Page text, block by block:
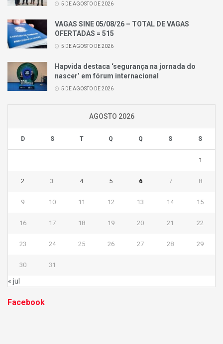
5 DE AGOSTO DE 2026
VAGAS SINE 05/08/26 – TOTAL DE VAGAS
OFERTADAS = 515
5 DE AGOSTO DE 2026
Hapvida destaca ‘segurança na jornada do
nascer’ em fórum internacional
5 DE AGOSTO DE 2026
AGOSTO 2026
D S T Q Q S S
1
2 3 4 5 6 7 8
9 10 11 12 13 14 15
16 17 18 19 20 21 22
23 24 25 26 27 28 29
30 31
« jul
Facebook